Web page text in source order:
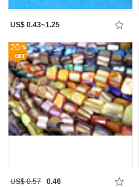
US$ 0.43~1.25
20
US$ 0.57 0.46